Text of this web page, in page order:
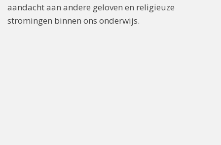
aandacht aan andere geloven en religieuze
stromingen binnen ons onderwijs.